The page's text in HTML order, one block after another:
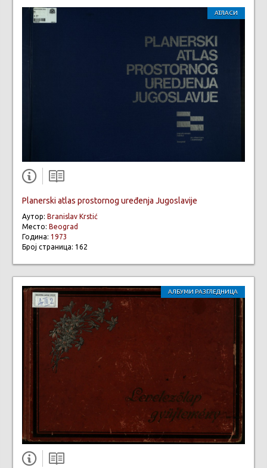
АТЛАСИ
Planerski atlas prostornog uređenja Jugoslavije
Аутор: Branislav Krstić
Место: Beograd
Година: 1973
Број страница: 162
АЛБУМИ РАЗГЛЕДНИЦА